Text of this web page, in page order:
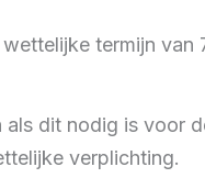
termijn van
dit nodig is voor
verplichting.